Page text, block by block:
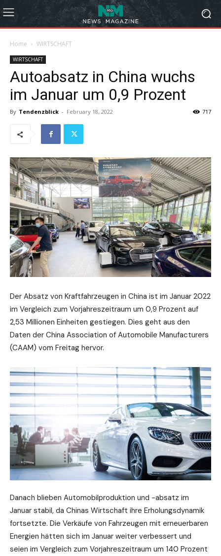
Home WIRTSCHAFT
WIRTSCHAFT
Autoabsatz in China wuchs
im Januar um 0,9 Prozent
By Tendenzblick - February 18, 2022 717
Der Absatz von Kraftfahrzeugen in China ist im Januar 2022
im Vergleich zum Vorjahreszeitraum um 0,9 Prozent auf
2,53 Millionen Einheiten gestiegen. Dies geht aus den
Daten der China Association of Automobile Manufacturers
(CAAM) vom Freitag hervor.
Danach blieben Automobilproduktion und -absatz im
Januar stabil, da Chinas Wirtschaft ihre Erholungsdynamik
fortsetzte. Die Verkäufe von Fahrzeugen mit erneuerbaren
Energien hätten sich im Januar weiter verbessert und
seien im Vergleich zum Vorjahreszeitraum um 140 Prozent